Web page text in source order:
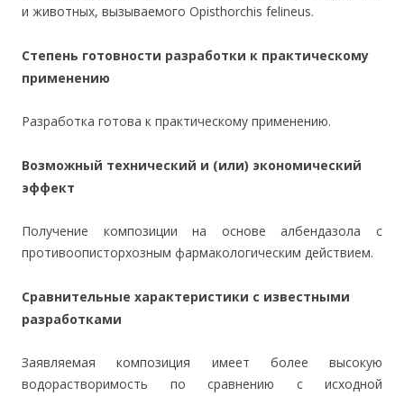
и животных, вызываемого Opisthorchis felineus.
Степень готовности разработки к практическому
применению
Разработка готова к практическому применению.
Возможный технический и (или) экономический
эффект
Получение композиции на основе албендазола с
противоописторхозным фармакологическим действием.
Сравнительные характеристики с известными
разработками
Заявляемая композиция имеет более высокую
водорастворимость по сравнению с исходной